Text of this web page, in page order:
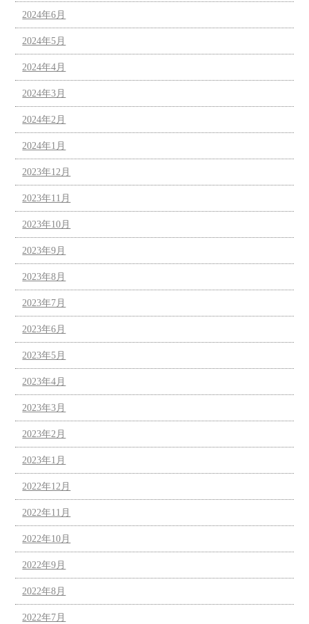
2024年6月
2024年5月
2024年4月
2024年3月
2024年2月
2024年1月
2023年12月
2023年11月
2023年10月
2023年9月
2023年8月
2023年7月
2023年6月
2023年5月
2023年4月
2023年3月
2023年2月
2023年1月
2022年12月
2022年11月
2022年10月
2022年9月
2022年8月
2022年7月